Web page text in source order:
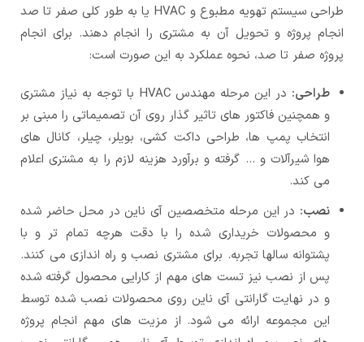
طراحی سیستم تهویه مطبوع و HVAC یا به طور کلی صفر تا صد
انجام پروژه و تحویل آن به مشتری را انجام دهند. برای انجام
پروژه صفر تا صد، نحوه عملکرد به این صورت است:
طراحی:
در این مرحله مهندس HVAC با توجه به نیاز مشتری
و همچنین فاکتور های تاثیر گذار روی آن تصمیماتی را مبنی بر
انتخاب پمپ ها، طراحی داکت کشی، بویلر، چیلر، کانال های
هوا شیرآلات و … گرفته و برآورد هزینه لازم را به مشتری اعلام
می کند.
نصب: در این مرحله متخصصین آی ناین در محل حاضر شده
و محصولات خریداری شده را با دقت هرچه تمام تر و با
پشتوانه سالها تجربه. برای مشتری نصب و راه اندازی می کنند.
پس از نصب نیز تست های مهم از کارایی محصول گرفته شده
و در نهایت گارانتی آی ناین روی محصولات نصب شده توسط
این مجموعه ارائه می شود. از مزیت های مهم انجام پروژه